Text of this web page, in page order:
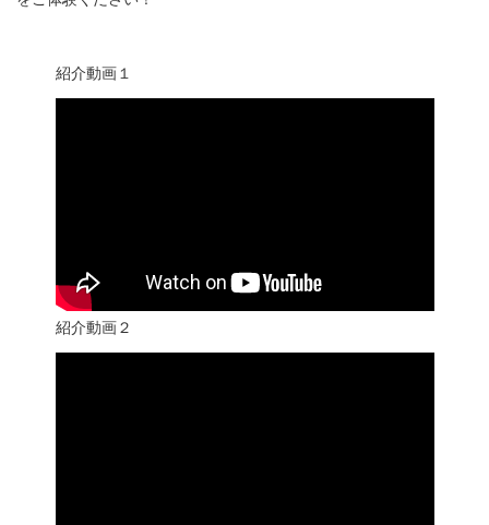
紹介動画１
紹介動画２